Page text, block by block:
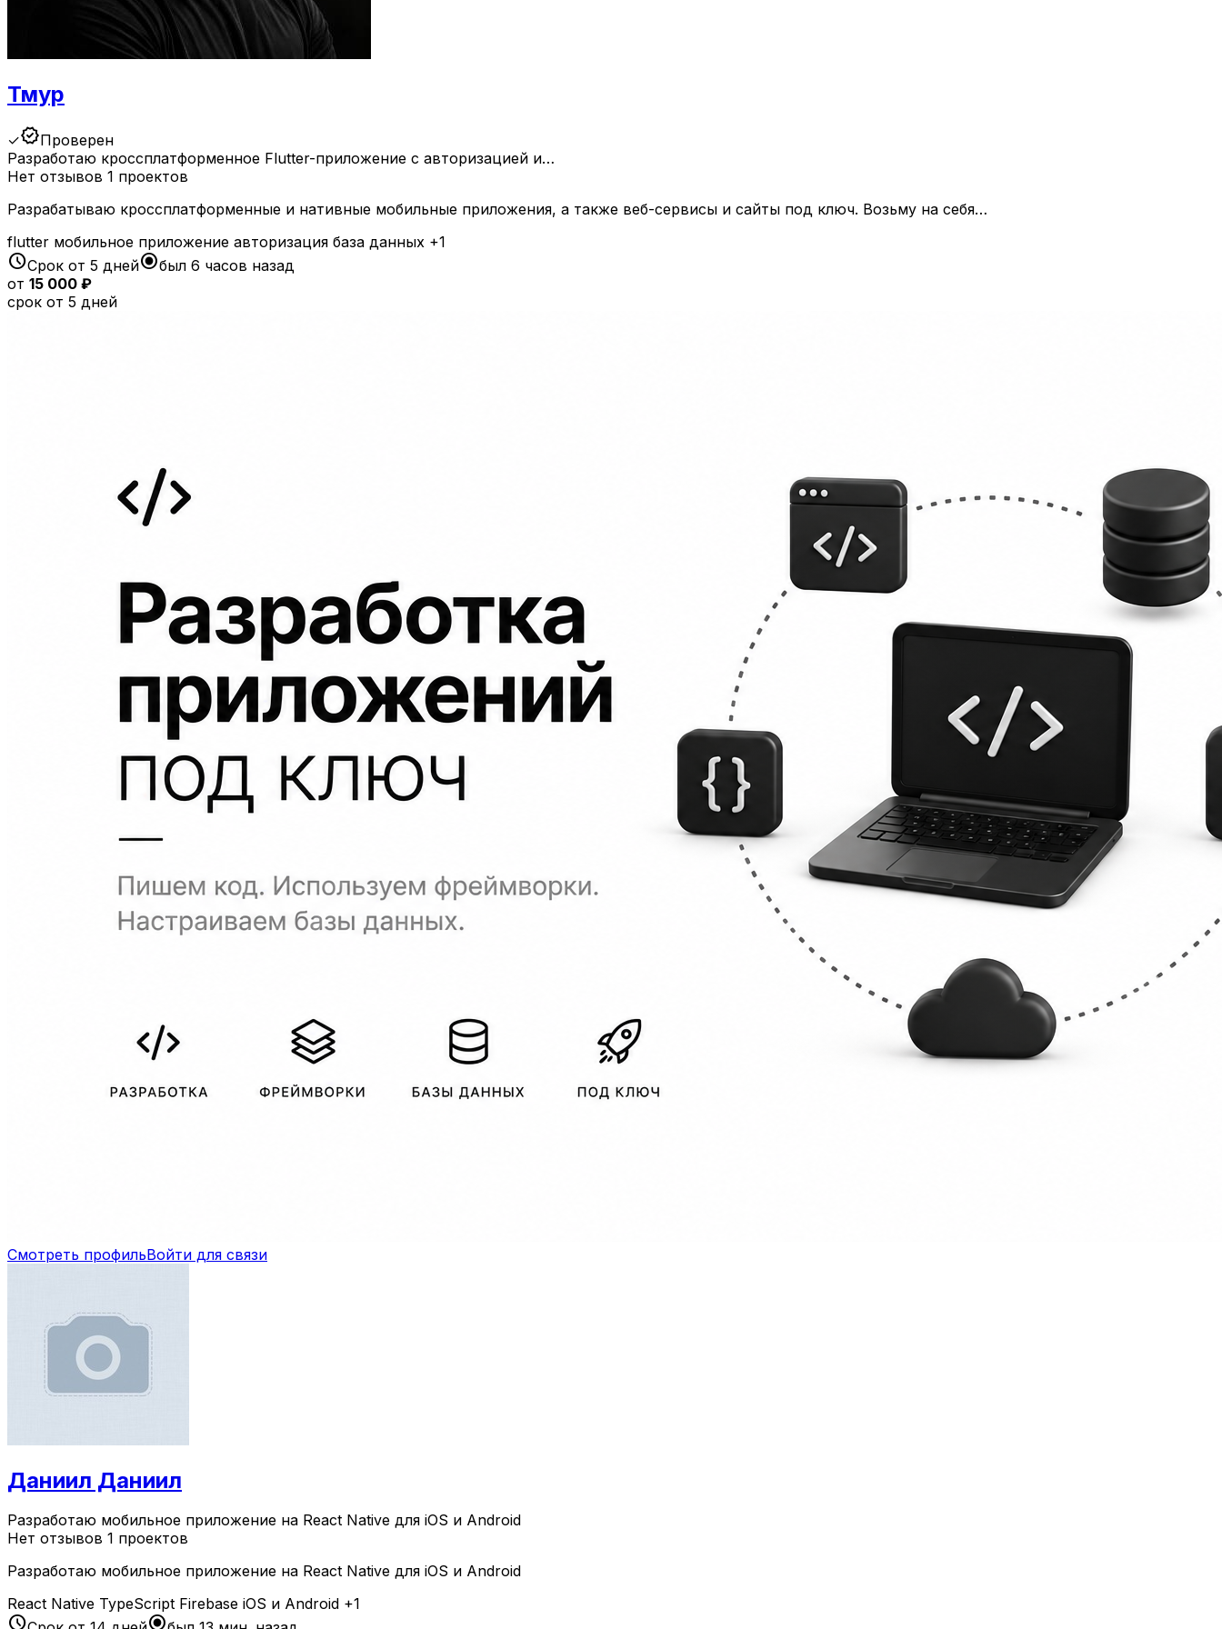
Тмур
✓verifiedПроверен
Разработаю кроссплатформенное Flutter-приложение с авторизацией и…
Нет отзывов 1 проектов
Разрабатываю кроссплатформенные и нативные мобильные приложения, а также веб-сервисы и сайты под ключ. Возьму на себя…
flutter мобильное приложение авторизация база данных +1
scheduleСрок от 5 днейradio_button_checkedбыл 6 часов назад
от 15 000 ₽
срок от 5 дней
Смотреть профильВойти для связи
Даниил Даниил
Разработаю мобильное приложение на React Native для iOS и Android
Нет отзывов 1 проектов
Разработаю мобильное приложение на React Native для iOS и Android
React Native TypeScript Firebase iOS и Android +1
schedule radio_button_checked